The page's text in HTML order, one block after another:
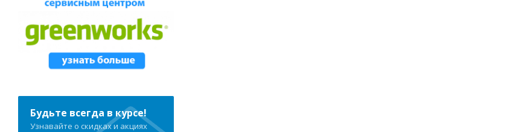
Будьте всегда в курсе!
Узнавайте о скидках и акциях